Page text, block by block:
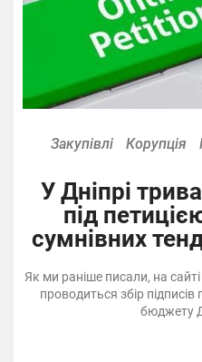
Закупівлі Корупція
У Дніпрі
під
сумнівних
Як ми раніше писали, на
проводиться збір
бюджету